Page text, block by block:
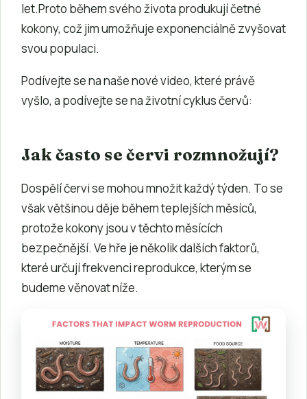
let.Proto během svého života produkují četné
kokony, což jim umožňuje exponenciálně zvyšovat
svou populaci.
Podívejte se na naše nové video, které právě
vyšlo, a podívejte se na životní cyklus červů:
Jak často se červi rozmnožují?
Dospělí červi se mohou množit každý týden. To se
však většinou děje během teplejších měsíců,
protože kokony jsou v těchto měsících
bezpečnější. Ve hře je několik dalších faktorů,
které určují frekvenci reprodukce, kterým se
budeme věnovat níže.